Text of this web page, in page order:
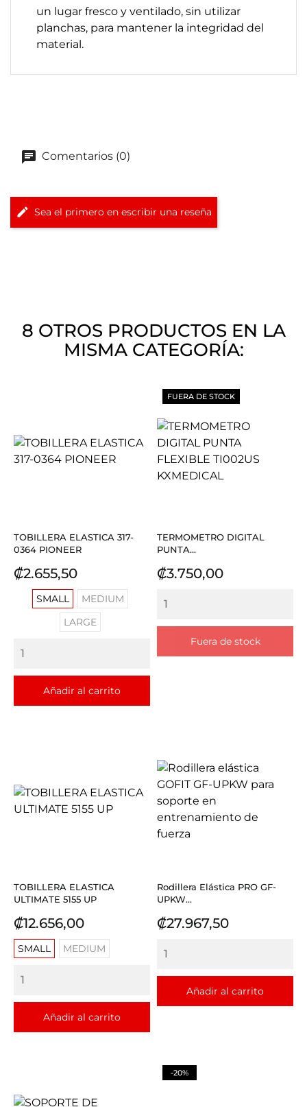
un lugar fresco y ventilado, sin utilizar
planchas, para mantener la integridad del
material.
Comentarios (0)
Sea el primero en escribir una reseña
8 OTROS PRODUCTOS EN LA
MISMA CATEGORÍA:
TOBILLERA ELASTICA 317-
0364 PIONEER
Precio
₡2.655,50
SMALL
MEDIUM
LARGE
Añadir al carrito
TERMOMETRO DIGITAL
PUNTA...
Precio
₡3.750,00
Fuera de stock
FUERA DE STOCK
TOBILLERA ELASTICA
ULTIMATE 5155 UP
Precio
₡12.656,00
SMALL MEDIUM
Añadir al carrito
Rodillera Elástica PRO GF-
UPKW...
Precio
₡27.967,50
Añadir al carrito
-20%